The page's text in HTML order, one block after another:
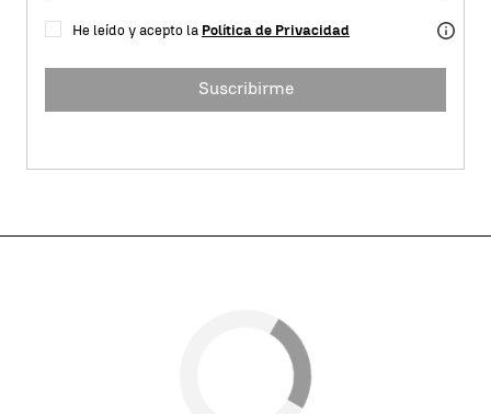
He leído y acepto la Política de Privacidad
Suscribirme